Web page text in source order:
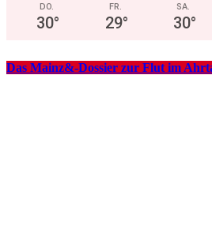
DO.
30°
FR.
29°
SA.
30°
Das Mainz&-Dossier zur Flut im